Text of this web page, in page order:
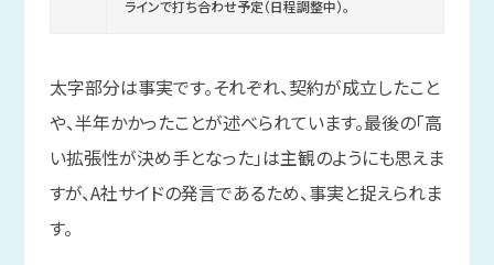
ラインで打ち合わせ予定（日程調整中）。
太字部分は事実です。それぞれ、契約が成立したこと
や、半年かかったことが述べられています。最後の「高
い拡張性が決め手となった」は主観のようにも思えま
すが、A社サイドの発言であるため、事実と捉えられま
す。